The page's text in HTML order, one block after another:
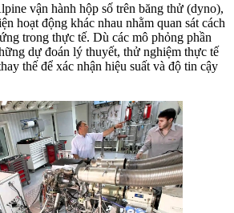
vận hành hộp số trên băng thử (dyno),
hoạt động khác nhau nhằm quan sát cách
trong thực tế. Dù các mô phỏng phần
dự đoán lý thuyết, thử nghiệm thực tế
thế để xác nhận hiệu suất và độ tin cậy